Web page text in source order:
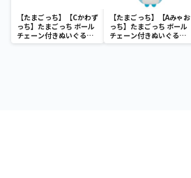
【たまごっち】【Cかわず
っち】たまごっち ボール
チェーン付きぬいぐるみ
～Tamagotchi
【たまごっち】【Aみゃお
っち】たまごっち ボール
チェーン付きぬいぐるみ
～Tamagotchi